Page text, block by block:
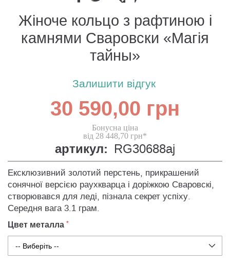
Жіноче кольцо з рафтиною і
камнями Сваровски «Магія
тайны»
Залишити відгук
30 590,00 грн
Бонусна ціна
від 28 448,70 грн*
артикул: RG30688aj
Ексклюзивний золотий перстень, прикрашений
сонячної версією раухкварца і доріжкою Сваровскі,
створювався для леді, пізнала секрет успіху.
Середня вага 3.1 грам.
Цвет металла